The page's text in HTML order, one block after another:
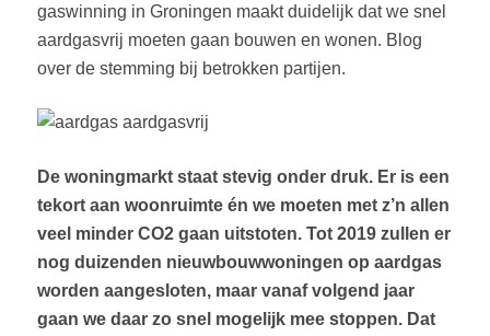
gaswinning in Groningen maakt duidelijk dat we snel
aardgasvrij moeten gaan bouwen en wonen. Blog
over de stemming bij betrokken partijen.
De woningmarkt staat stevig onder druk. Er is een
tekort aan woonruimte én we moeten met z’n allen
veel minder CO2 gaan uitstoten. Tot 2019 zullen er
nog duizenden nieuwbouwwoningen op aardgas
worden aangesloten, maar vanaf volgend jaar
gaan we daar zo snel mogelijk mee stoppen. Dat